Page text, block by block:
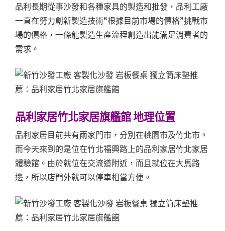
品利長期從事沙發和各種家具的製造和批發，品利工廠
一直在努力創新製造技術“根據目前市場的價格”挑戰市
場的價格，一條龍製造生產流程創造出能滿足消費者的
需求。
品利家居竹北家居旗艦館 地理位置
品利家居目前共有兩家門市，分別在桃園市及竹北市。
而今天來到的是位在竹北福興路上的品利家居竹北家居
體驗館。由於就位在交流道附近，而且就位在大馬路
邊，所以店門外就可以停車相當方便。